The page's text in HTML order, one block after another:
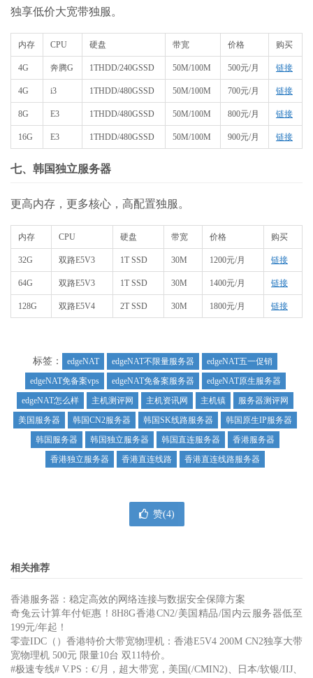
独享低价大宽带独服。
内存 CPU 硬盘 带宽 价格 购买
4G 奔腾G 1THDD/240GSSD 50M/100M 500元/月 链接
4G i3 1THDD/480GSSD 50M/100M 700元/月 链接
8G E3 1THDD/480GSSD 50M/100M 800元/月 链接
16G E3 1THDD/480GSSD 50M/100M 900元/月 链接
七、韩国独立服务器
更高内存，更多核心，高配置独服。
内存 CPU 硬盘 带宽 价格 购买
32G 双路E5V3 1T SSD 30M 1200元/月 链接
64G 双路E5V3 1T SSD 30M 1400元/月 链接
128G 双路E5V4 2T SSD 30M 1800元/月 链接
标签： edgeNAT edgeNAT不限量服务器
edgeNAT五一促销
edgeNAT免备案vps
edgeNAT免备案服务器
edgeNAT原生服务器
edgeNAT怎么样
主机测评网 主机资讯网 主机镇
服务器测评网
美国服务器
韩国CN2服务器 韩国SK线路服务器
韩国原生IP服务器
韩国服务器
韩国独立服务器 韩国直连服务器
香港服务器
香港独立服务器
香港直连线路 香港直连线路服务器
赞(4)
相关推荐
香港服务器：稳定高效的网络连接与数据安全保障方案
奇兔云计算年付钜惠！8H8G香港CN2/美国精品/国内云服务器低至
199元/年起！
零壹IDC（）香港特价大带宽物理机：香港E5V4 200M CN2独享大带
宽物理机 500元 限量10台 双11特价。
#极速专线# V.PS：€/月，超大带宽，美国(/CMIN2)、日本/软银/IIJ、